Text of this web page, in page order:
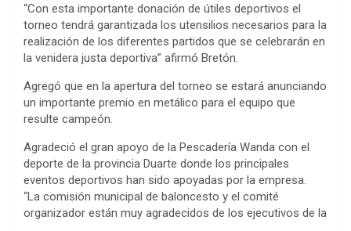
“Con esta importante donación de útiles deportivos el
torneo tendrá garantizada los utensilios necesarios para la
realización de los diferentes partidos que se celebrarán en
la venidera justa deportiva” afirmó Bretón.
Agregó que en la apertura del torneo se estará anunciando
un importante premio en metálico para el equipo que
resulte campeón.
Agradeció el gran apoyo de la Pescadería Wanda con el
deporte de la provincia Duarte donde los principales
eventos deportivos han sido apoyadas por la empresa.
“La comisión municipal de baloncesto y el comité
organizador están muy agradecidos de los ejecutivos de la